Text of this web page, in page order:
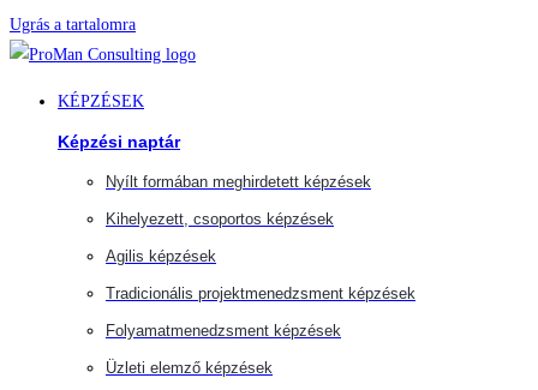
Ugrás a tartalomra
KÉPZÉSEK
Képzési naptár
Nyílt formában meghirdetett képzések
Kihelyezett, csoportos képzések
Agilis képzések
Tradicionális projektmenedzsment képzések
Folyamatmenedzsment képzések
Üzleti elemző képzések